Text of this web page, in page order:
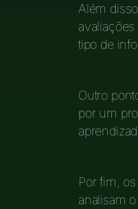
Além
tipo de
Outro
por um
Por fim, os
analisam